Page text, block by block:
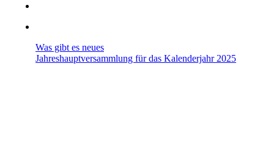
Was gibt es neues
Jahreshauptversammlung für das Kalenderjahr 2025